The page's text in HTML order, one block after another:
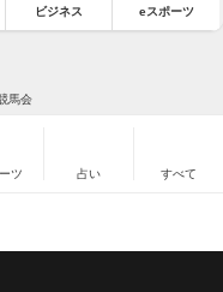
ビジネス eスポーツ
馬会
ツ 占い すべて